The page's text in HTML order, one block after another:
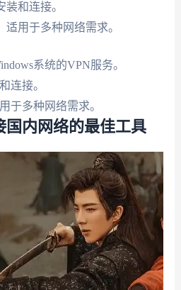
和连接。
适用于多种网络需求。
系统的VPN服务。
连接。
于多种网络需求。
国内网络的最佳工具